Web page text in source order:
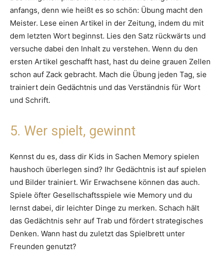
anfangs, denn wie heißt es so schön: Übung macht den
Meister. Lese einen Artikel in der Zeitung, indem du mit
dem letzten Wort beginnst. Lies den Satz rückwärts und
versuche dabei den Inhalt zu verstehen. Wenn du den
ersten Artikel geschafft hast, hast du deine grauen Zellen
schon auf Zack gebracht. Mach die Übung jeden Tag, sie
trainiert dein Gedächtnis und das Verständnis für Wort
und Schrift.
5. Wer spielt, gewinnt
Kennst du es, dass dir Kids in Sachen Memory spielen
haushoch überlegen sind? Ihr Gedächtnis ist auf spielen
und Bilder trainiert. Wir Erwachsene können das auch.
Spiele öfter Gesellschaftsspiele wie Memory und du
lernst dabei, dir leichter Dinge zu merken. Schach hält
das Gedächtnis sehr auf Trab und fördert strategisches
Denken. Wann hast du zuletzt das Spielbrett unter
Freunden genutzt?